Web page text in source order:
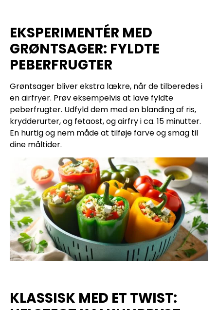
EKSPERIMENTÉR MED
GRØNTSAGER: FYLDTE
PEBERFRUGTER
Grøntsager bliver ekstra lækre, når de tilberedes i
en airfryer. Prøv eksempelvis at lave fyldte
peberfrugter. Udfyld dem med en blanding af ris,
krydderurter, og fetaost, og airfry i ca. 15 minutter.
En hurtig og nem måde at tilføje farve og smag til
dine måltider.
KLASSISK MED ET TWIST: